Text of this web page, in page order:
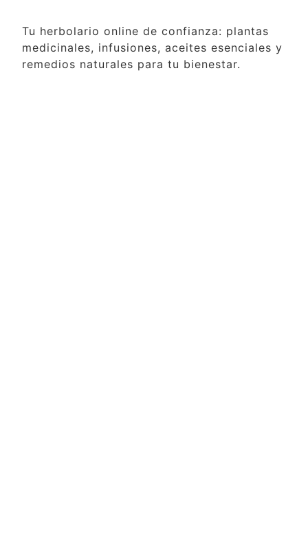
Tu herbolario online de confianza: plantas
medicinales, infusiones, aceites esenciales y
remedios naturales para tu bienestar.